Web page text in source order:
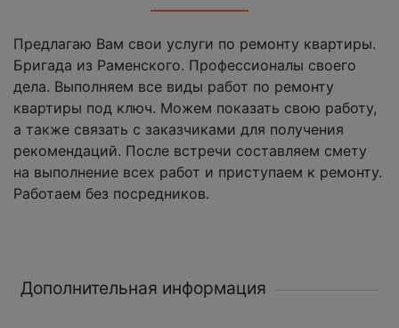
Предлагаю Вам свои услуги по ремонту квартиры.
Бригада из Раменского. Профессионалы своего
дела. Выполняем все виды работ по ремонту
квартиры под ключ. Можем показать свою работу,
а также связать с заказчиками для получения
рекомендаций. После встречи составляем смету
на выполнение всех работ и приступаем к ремонту.
Работаем без посредников.
Дополнительная информация